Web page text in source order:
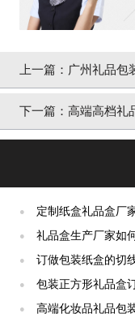
上一篇： 广州礼品包
己的特色[
下一篇： 高端高档礼
● 定制纸盒礼品盒厂
● 礼品盒生产厂家如
●
订做包装纸盒的切线是什么 订
线工作原理[吉彩四
●
包装正方形礼品盒订做 广州礼盒包装
[吉彩四方]
●
高端化妆品礼品包